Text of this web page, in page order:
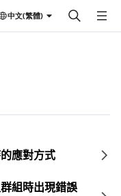
中文(繁體)
應對方式
組時出現錯誤